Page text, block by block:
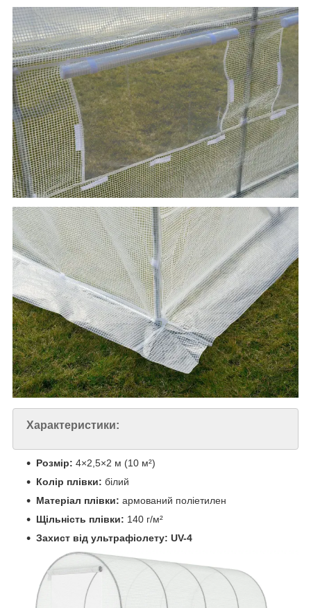
Характеристики:
Розмір: 4×2,5×2 м (10 м²)
Колір плівки: білий
Матеріал плівки: армований поліетилен
Щільність плівки: 140 г/м²
Захист від ультрафіолету: UV-4